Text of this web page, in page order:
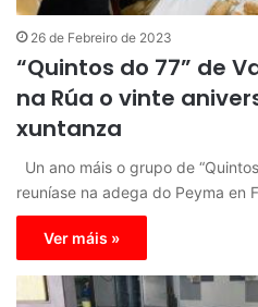
26 de Febreiro de 2023
“Quintos do 77” de
na Rúa o vinte
xuntanza
Un ano máis o grupo de
reuníase na adega do Peyma en
Ver máis »